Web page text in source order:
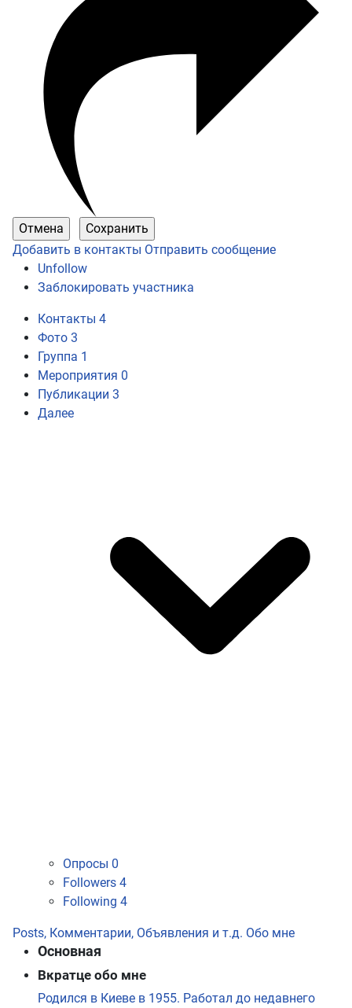
Добавить в контакты Отправить сообщение
Unfollow
Заблокировать участника
Контакты 4
Фото 3
Группа 1
Мероприятия 0
Публикации 3
Далее
Опросы 0
Followers 4
Following 4
Posts, Комментарии, Объявления и т.д. Обо мне
Основная
Вкратце обо мне
Родился в Киеве в 1955. Работал до недавнего